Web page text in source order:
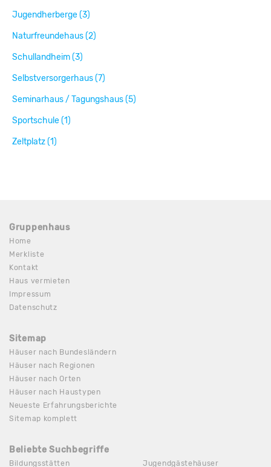
Jugendherberge (3)
Naturfreundehaus (2)
Schullandheim (3)
Selbstversorgerhaus (7)
Seminarhaus / Tagungshaus (5)
Sportschule (1)
Zeltplatz (1)
Gruppenhaus
Home
Merkliste
Kontakt
Haus vermieten
Impressum
Datenschutz
Sitemap
Häuser nach Bundesländern
Häuser nach Regionen
Häuser nach Orten
Häuser nach Haustypen
Neueste Erfahrungsberichte
Sitemap komplett
Beliebte Suchbegriffe
Bildungsstätten Jugendgästehäuser